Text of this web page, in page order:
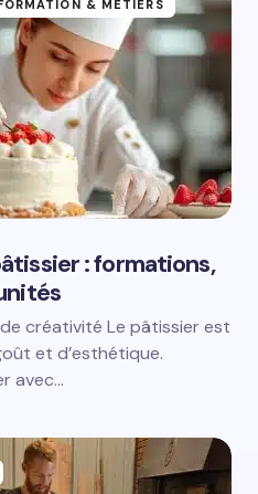
in this browser for the
Comment
& MÉTIERS
: formations,
créativité Le pâtissier est
et d’esthétique.
avec…